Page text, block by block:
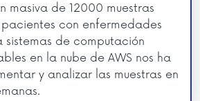
masiva de 12000 muestras
con enfermedades
sistemas de computación
en la nube de AWS nos ha
y analizar las muestras en